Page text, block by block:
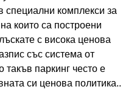
специални комплекси за
които са построени
с висока ценова
със система от
паркинг често е
си ценова политика..